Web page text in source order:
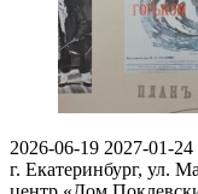
2026-06-19 2027-01-24
г. Екатеринбург, ул.